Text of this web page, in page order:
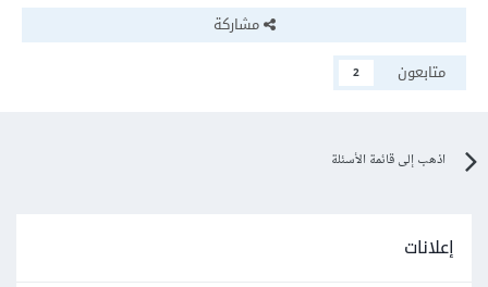
مشاركة
متابعون
2
اذهب إلى قائمة الأسئلة
إعلانات